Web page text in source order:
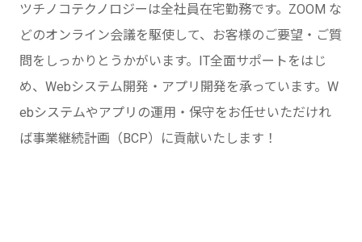
ツチノコテクノロジーは全社員在宅勤務です。ZOOM な
どのオンライン会議を駆使して、お客様のご要望・ご質
問をしっかりとうかがいます。IT全面サポートをはじ
め、Webシステム開発・アプリ開発を承っています。W
ebシステムやアプリの運用・保守をお任せいただけれ
ば事業継続計画（BCP）に貢献いたします！